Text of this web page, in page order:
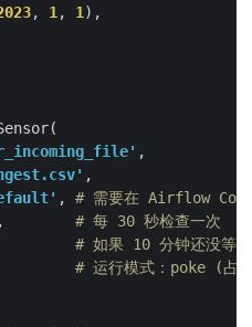
, 1 , 1
, # 需要在 Airflow
, # 每 30 秒检查一次
# 如果 10 分钟还没等到
# 运行模式：poke (